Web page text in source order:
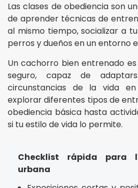
Las clases de obediencia son
de aprender técnicas de
al mismo tiempo, socializar a
perros y dueños en un entorno
Un cachorro bien entrenado
seguro, capaz de
circunstancias de la vida en
explorar diferentes tipos de
obediencia básica hasta
si tu estilo de vida lo permite.
Checklist rápida para
urbana